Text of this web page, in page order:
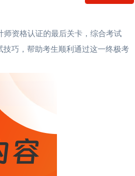
资格认证的最后关卡，综合考试
技巧，帮助考生顺利通过这一终极考